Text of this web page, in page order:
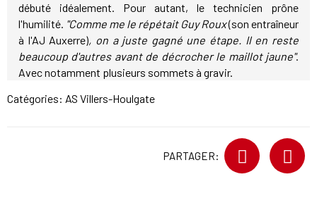
débuté idéalement. Pour autant, le technicien prône
l'humilité. "Comme me le répétait Guy Roux(son entraîneur
à l'AJ Auxerre), on a juste gagné une étape. Il en reste
beaucoup d'autres avant de décrocher le maillot jaune".
Avec notamment plusieurs sommets à gravir.
Catégories: AS Villers-Houlgate
PARTAGER: